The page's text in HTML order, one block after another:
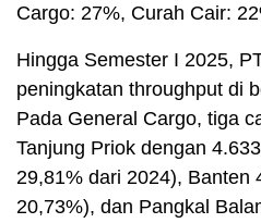
Cargo: 27%, Curah Cair:
Hingga Semester I 2025,
peningkatan throughput di
Pada General Cargo, tiga
Tanjung Priok dengan
29,81% dari 2024), Banten
20,73%), dan Pangkal